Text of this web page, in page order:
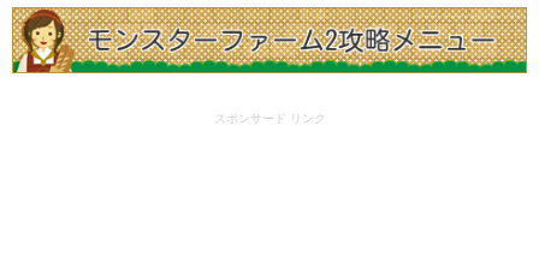
スポンサード リンク